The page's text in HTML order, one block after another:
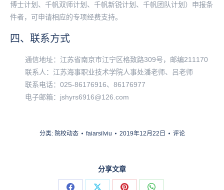
博士计划、千帆双师计划、千帆新锐计划、千帆团队计划）申报条
件者，可申请相应的专项经费支持。
四、联系方式
通信地址：江苏省南京市江宁区格致路309号，邮编211170
联系人：江苏海事职业技术学院人事处潘老师、吕老师
联系电话：025-86176916、86176977
电子邮箱：jshyrs6916@126.com
分类: 院校动态 faiarsilviu 2019年12月22日 评论
分享文章